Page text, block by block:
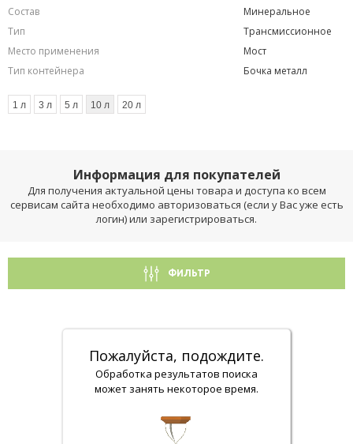
Состав
Минеральное
Тип
Трансмиссионное
Место применения
Мост
Тип контейнера
Бочка металл
1 л 3 л 5 л 10 л 20 л
Информация для покупателей
Для получения актуальной цены товара и доступа ко всем
сервисам сайта необходимо авторизоваться (если у Вас уже есть
логин) или зарегистрироваться.
ФИЛЬТР
Пожалуйста, подождите.
Обработка результатов поиска
может занять некоторое время.